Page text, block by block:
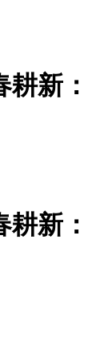
耕新：
耕新：